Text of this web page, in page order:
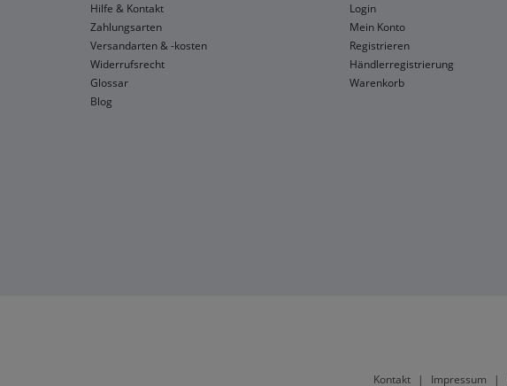
Hilfe & Kontakt
Zahlungsarten
Versandarten & -kosten
Widerrufsrecht
Glossar
Blog
Login
Mein Konto
Registrieren
Händlerregistrierung
Warenkorb
Kontakt | Impressum |